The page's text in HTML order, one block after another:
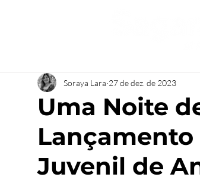
Uma Noite
Juvenil de
Soraya Lara 27 de dez. de 2023